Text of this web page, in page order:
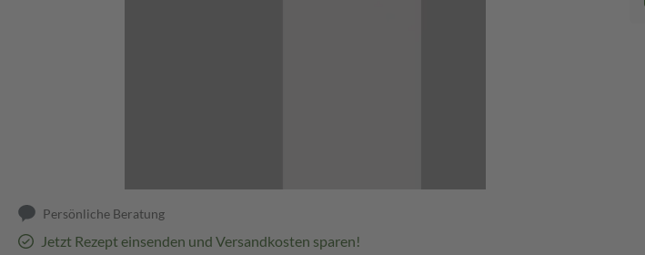
Persönliche Beratung
Jetzt Rezept einsenden und Versandkosten sparen!